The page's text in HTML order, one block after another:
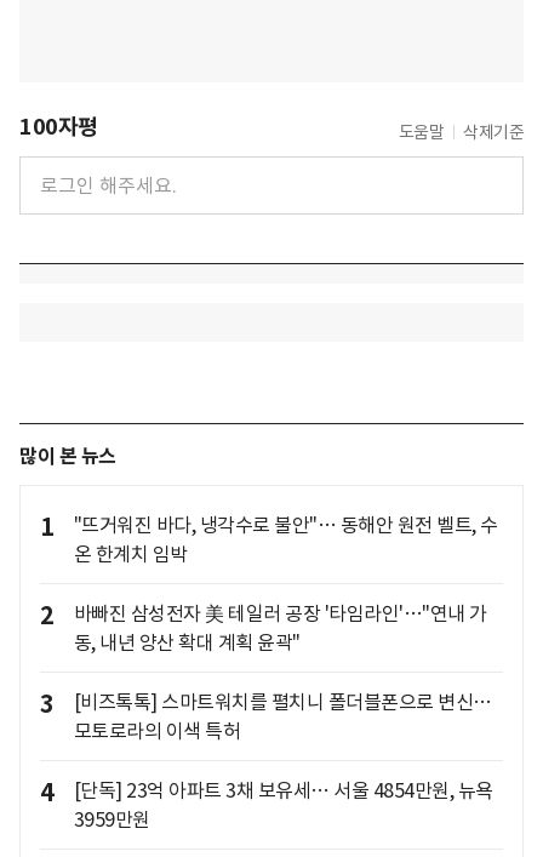
100자평 도움말 삭제기준
많이 본 뉴스
1
"뜨거워진 바다, 냉각수로 불안"… 동해안 원전 벨트, 수
온 한계치 임박
2
바빠진 삼성전자 美 테일러 공장 '타임라인'…"연내 가
동, 내년 양산 확대 계획 윤곽"
3
[비즈톡톡] 스마트워치를 펼치니 폴더블폰으로 변신…
모토로라의 이색 특허
4
[단독] 23억 아파트 3채 보유세… 서울 4854만원, 뉴욕
3959만원